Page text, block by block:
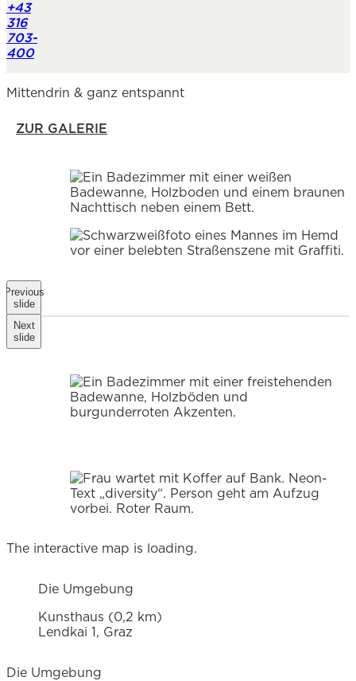
+43
316
703-
400
Mittendrin & ganz entspannt
ZUR GALERIE
Previous
slide
Next
slide
The interactive map is loading.
Die Umgebung
Kunsthaus (0,2 km)
Lendkai 1, Graz
Die Umgebung